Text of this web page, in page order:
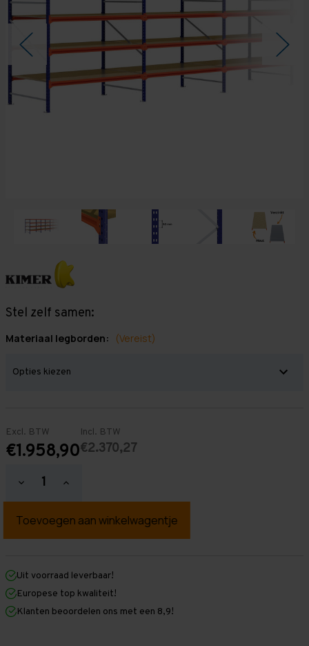
Stel zelf samen:
Materiaal legborden: (Vereist)
Excl. BTW
€1.958,90
Incl. BTW
€2.370,27
Hoeveelheid
verlagen
Grootvakstelling
mm
mm
x
1.200
mm
Hoeveelheid
verhogen
Grootvakstelling
mm
mm
1.200
mm
Uit voorraad leverbaar!
Europese top kwaliteit!
Klanten beoordelen ons met een 8,9!